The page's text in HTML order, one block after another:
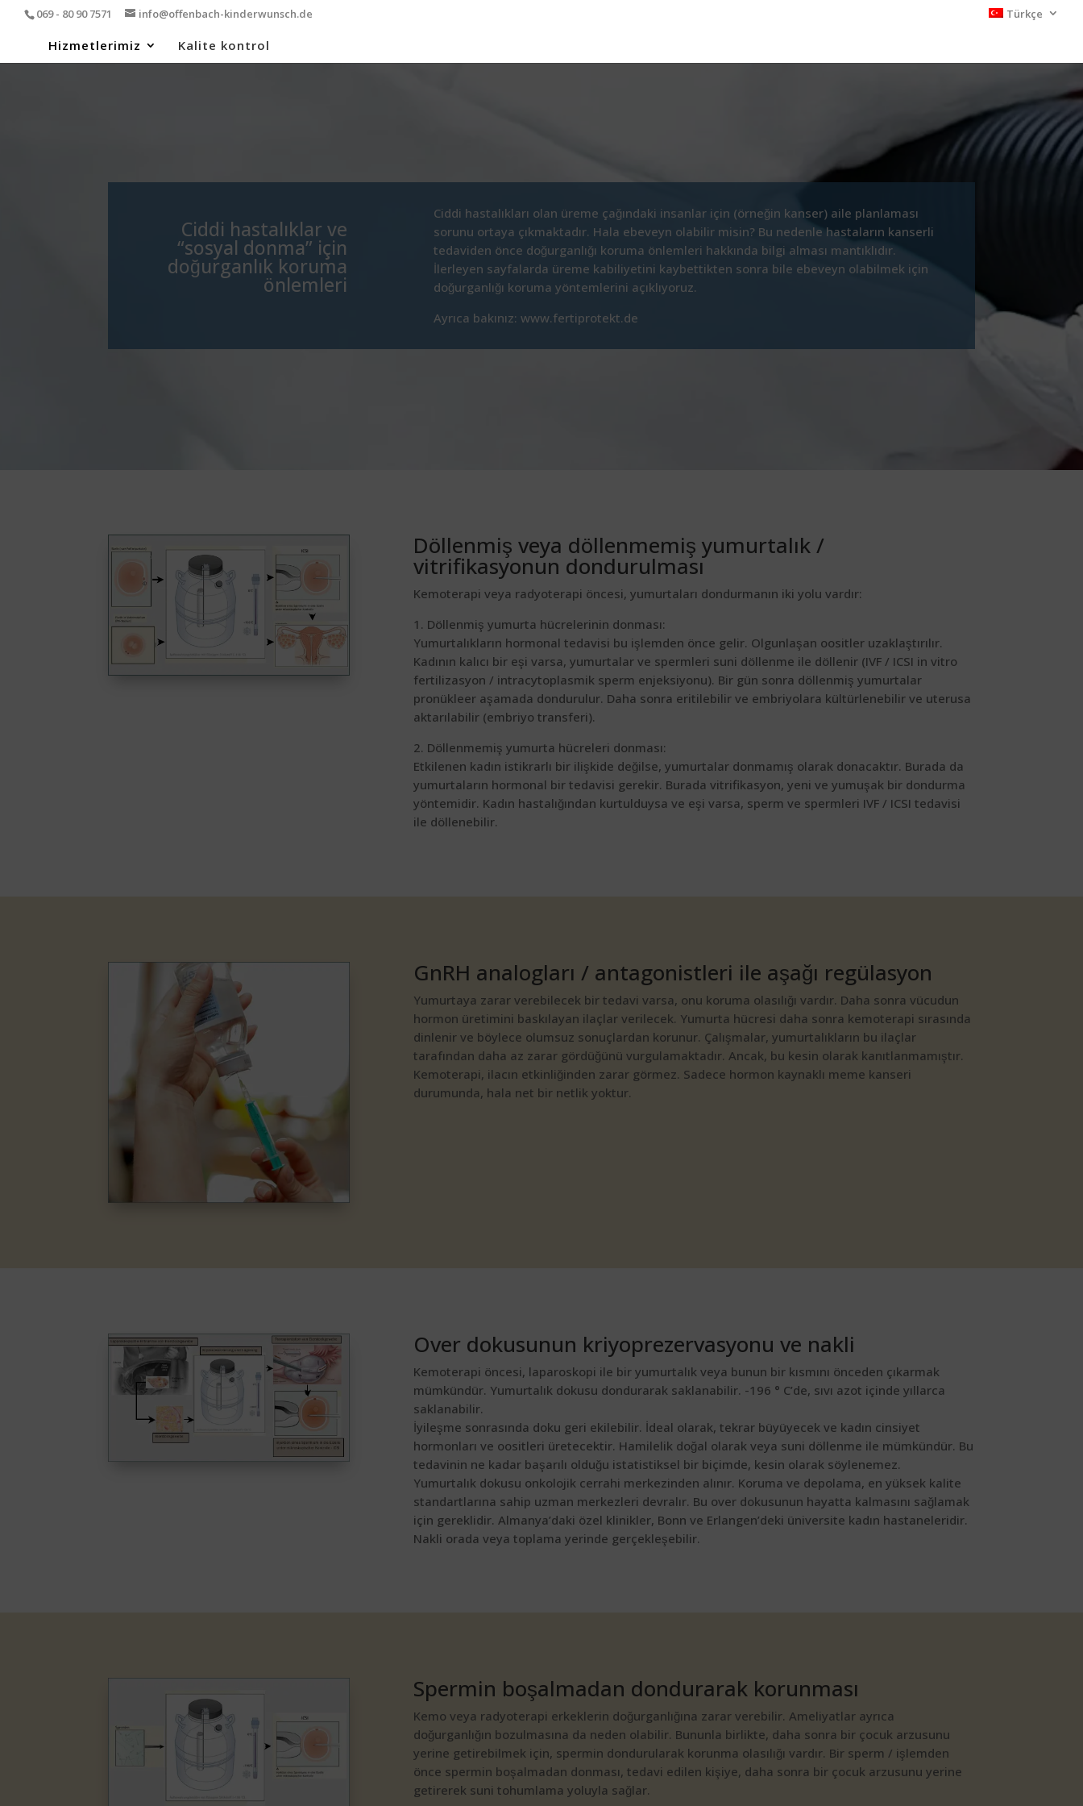
069 - 80 90 7571 info@offenbach-kinderwunsch.de Türkçe
Hizmetlerimiz Kalite kontrol
Ciddi hastalıklar ve
“sosyal donma” için
doğurganlık koruma
önlemleri
Ciddi hastalıkları olan üreme çağındaki insanlar için (örneğin kanser) aile planlaması
sorunu ortaya çıkmaktadır. Hala ebeveyn olabilir misin? Bu nedenle hastaların kanserli
tedaviden önce doğurganlığı koruma önlemleri hakkında bilgi alması mantıklıdır.
İlerleyen sayfalarda üreme kabiliyetini kaybettikten sonra bile ebeveyn olabilmek için
doğurganlığı koruma yöntemlerini açıklıyoruz.
Ayrıca bakınız: www.fertiprotekt.de
Döllenmiş veya döllenmemiş yumurtalık /
vitrifikasyonun dondurulması
Kemoterapi veya radyoterapi öncesi, yumurtaları dondurmanın iki yolu vardır:
1. Döllenmiş yumurta hücrelerinin donması:
Yumurtalıkların hormonal tedavisi bu işlemden önce gelir. Olgunlaşan oositler uzaklaştırılır.
Kadının kalıcı bir eşi varsa, yumurtalar ve spermleri suni döllenme ile döllenir (IVF / ICSI in vitro
fertilizasyon / intracytoplasmik sperm enjeksiyonu). Bir gün sonra döllenmiş yumurtalar
pronükleer aşamada dondurulur. Daha sonra eritilebilir ve embriyolara kültürlenebilir ve uterusa
aktarılabilir (embriyo transferi).
2. Döllenmemiş yumurta hücreleri donması:
Etkilenen kadın istikrarlı bir ilişkide değilse, yumurtalar donmamış olarak donacaktır. Burada da
yumurtaların hormonal bir tedavisi gerekir. Burada vitrifikasyon, yeni ve yumuşak bir dondurma
yöntemidir. Kadın hastalığından kurtulduysa ve eşi varsa, sperm ve spermleri IVF / ICSI tedavisi
ile döllenebilir.
GnRH analogları / antagonistleri ile aşağı regülasyon​
Yumurtaya zarar verebilecek bir tedavi varsa, onu koruma olasılığı vardır. Daha sonra vücudun
hormon üretimini baskılayan ilaçlar verilecek. Yumurta hücresi daha sonra kemoterapi sırasında
dinlenir ve böylece olumsuz sonuçlardan korunur. Çalışmalar, yumurtalıkların bu ilaçlar
tarafından daha az zarar gördüğünü vurgulamaktadır. Ancak, bu kesin olarak kanıtlanmamıştır.
Kemoterapi, ilacın etkinliğinden zarar görmez. Sadece hormon kaynaklı meme kanseri
durumunda, hala net bir netlik yoktur.
Over dokusunun kriyoprezervasyonu ve nakli
Kemoterapi öncesi, laparoskopi ile bir yumurtalık veya bunun bir kısmını önceden çıkarmak
mümkündür. Yumurtalık dokusu dondurarak saklanabilir. -196 ° C’de, sıvı azot içinde yıllarca
saklanabilir.
İyileşme sonrasında doku geri ekilebilir. İdeal olarak, tekrar büyüyecek ve kadın cinsiyet
hormonları ve oositleri üretecektir. Hamilelik doğal olarak veya suni döllenme ile mümkündür. Bu
tedavinin ne kadar başarılı olduğu istatistiksel bir biçimde, kesin olarak söylenemez.
Yumurtalık dokusu onkolojik cerrahi merkezinden alınır. Koruma ve depolama, en yüksek kalite
standartlarına sahip uzman merkezleri devralır. Bu over dokusunun hayatta kalmasını sağlamak
için gereklidir. Almanya’daki özel klinikler, Bonn ve Erlangen’deki üniversite kadın hastaneleridir.
Nakli orada veya toplama yerinde gerçekleşebilir.
Spermin boşalmadan dondurarak korunması​
Kemo veya radyoterapi erkeklerin doğurganlığına zarar verebilir. Ameliyatlar ayrıca
doğurganlığın bozulmasına da neden olabilir. Bununla birlikte, daha sonra bir çocuk arzusunu
yerine getirebilmek için, spermin dondurularak korunma olasılığı vardır. Bir sperm / işlemden
önce spermin boşalmadan donması, tedavi edilen kişiye, daha sonra bir çocuk arzusunu yerine
getirerek suni tohumlama yoluyla sağlar.